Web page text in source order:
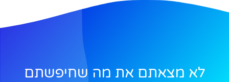
לא מצאתם את מה שחיפשתם